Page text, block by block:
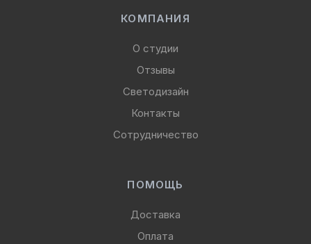
КОМПАНИЯ
О студии
Отзывы
Светодизайн
Контакты
Сотрудничество
ПОМОЩЬ
Доставка
Оплата